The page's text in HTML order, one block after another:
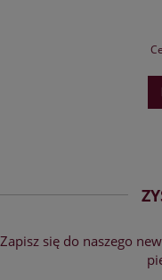
Zapisz się do naszego